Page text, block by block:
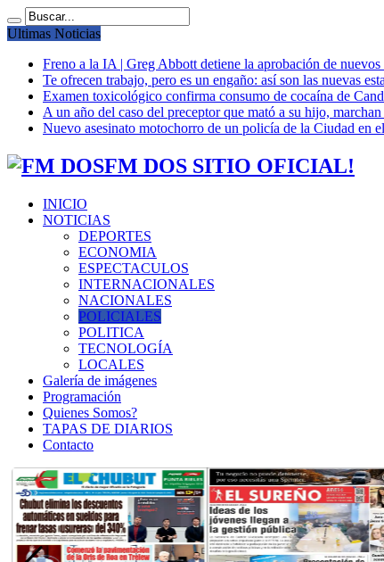
Ultimas Noticias
Freno a la IA | Greg Abbott detiene la aprobación de
Te ofrecen trabajo, pero es un engaño: así son las nuevas
Examen toxicológico confirma consumo de cocaína de
A un año del caso del preceptor que mató a su hijo,
Nuevo asesinato motochorro de un policía de la Ciudad en
FM DOS SITIO OFICIAL!
INICIO
NOTICIAS
DEPORTES
ECONOMIA
ESPECTACULOS
INTERNACIONALES
NACIONALES
POLICIALES
POLITICA
TECNOLOGÍA
LOCALES
Galería de imágenes
Programación
Quienes Somos?
TAPAS DE DIARIOS
Contacto